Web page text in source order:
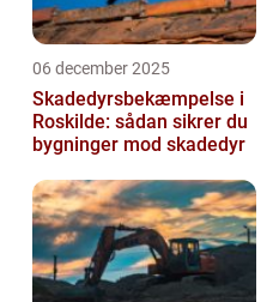
06 december 2025
Skadedyrsbekæmpelse i
Roskilde: sådan sikrer du
bygninger mod skadedyr